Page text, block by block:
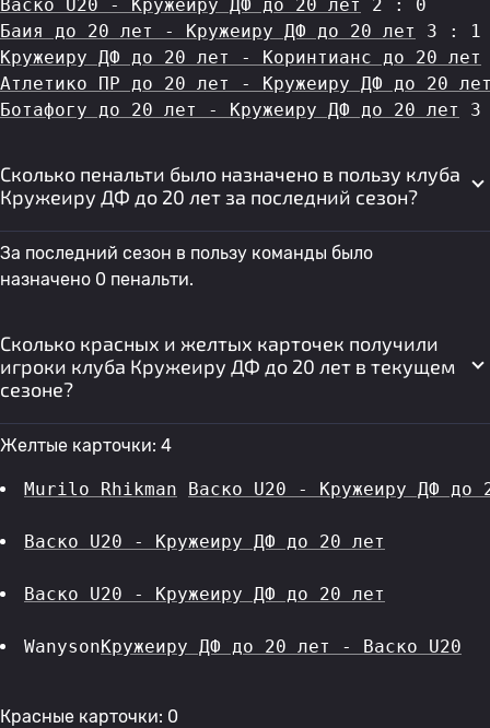
Васко U20 - Кружеиру ДФ до 20 лет
2 : 0
Баия до 20 лет - Кружеиру ДФ до 20 лет
3 : 1
Кружеиру ДФ до 20 лет - Коринтианс до 20 лет
Атлетико ПР до 20 лет - Кружеиру ДФ до 20
Ботафогу до 20 лет - Кружеиру ДФ до 20 лет
3
Сколько пенальти было назначено в пользу клуба
Кружеиру ДФ до 20 лет за последний сезон?
За последний сезон в пользу команды было
назначено 0 пенальти.
Сколько красных и желтых карточек получили
игроки клуба Кружеиру ДФ до 20 лет в текущем
сезоне?
Желтые карточки: 4
Murilo Rhikman Васко U20 - Кружеиру ДФ до
Васко U20 - Кружеиру ДФ до 20 лет
Васко U20 - Кружеиру ДФ до 20 лет
WanysonКружеиру ДФ до 20 лет - Васко U20
Красные карточки: 0